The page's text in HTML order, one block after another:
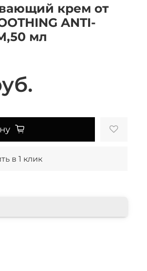
крем от
ANTI-
мл
в 1 клик